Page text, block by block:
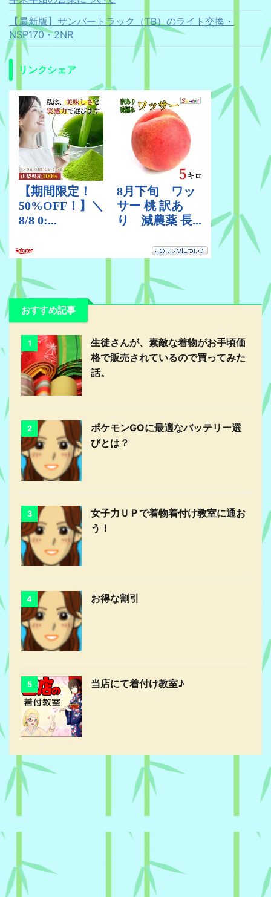
【最新版】サンバートラック（TB）のライト交換・
NSP170・2NR
リンクシェア
おすすめ記事
1
生徒さんが、素敵な着物がお手頃価
格で販売されているので買ってみた
話。
2
ポケモンGOに最適なバッテリー選
びとは？
3
女子力ＵＰで着物着付け教室に通お
う！
4 お得な割引
5 当店にて着付け教室♪